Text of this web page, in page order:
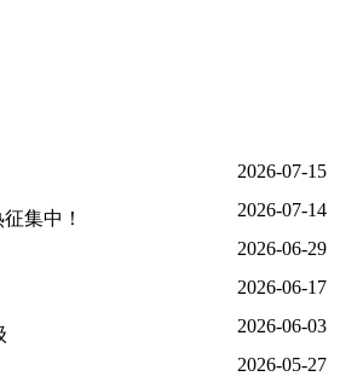
2026-07-15
集中！ 2026-07-14
2026-06-29
2026-06-17
2026-06-03
2026-05-27